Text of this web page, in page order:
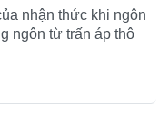
nhận thức khi ngôn
ngôn từ trấn áp thô